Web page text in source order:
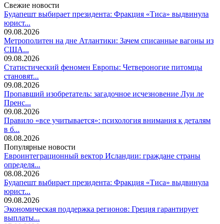
Свежие новости
Будапешт выбирает президента: Фракция «Тиса» выдвинула
юрист...
09.08.2026
Метрополитен на дне Атлантики: Зачем списанные вагоны из
США...
09.08.2026
Статистический феномен Европы: Четвероногие питомцы
становят...
09.08.2026
Пропавший изобретатель: загадочное исчезновение Луи ле
Пренс...
09.08.2026
Правило «все учитывается»: психология внимания к деталям
в б...
08.08.2026
Популярные новости
Евроинтеграционный вектор Исландии: граждане страны
определя...
08.08.2026
Будапешт выбирает президента: Фракция «Тиса» выдвинула
юрист...
09.08.2026
Экономическая поддержка регионов: Греция гарантирует
выплаты...